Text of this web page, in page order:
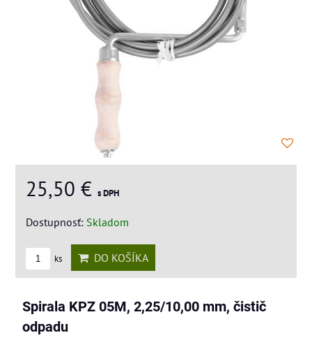
25,50 € s DPH
Dostupnosť: Skladom
ks DO KOŠÍKA
Spirala KPZ 05M, 2,25/10,00 mm, čistič
odpadu